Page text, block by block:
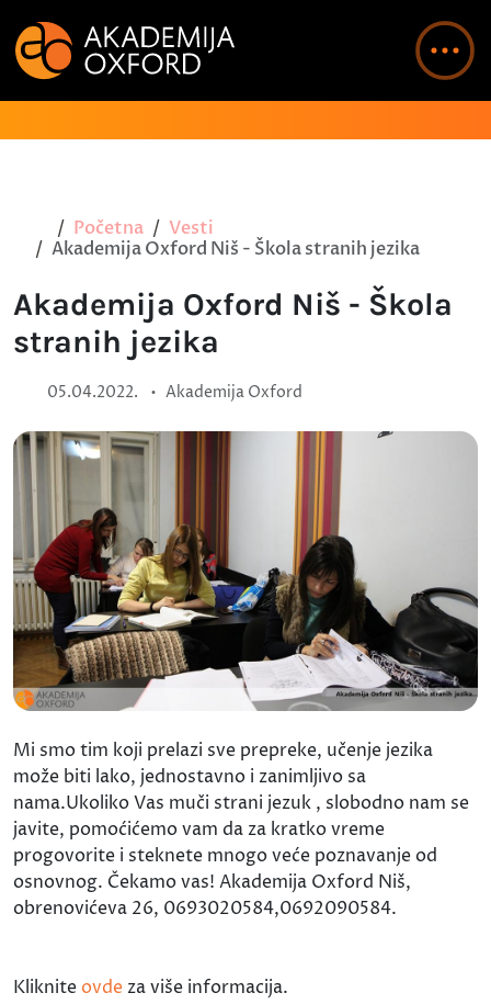
Početna
Vesti
Akademija Oxford Niš - Škola stranih jezika
Akademija Oxford Niš - Škola
stranih jezika
05.04.2022. • Akademija Oxford
Mi smo tim koji prelazi sve prepreke, učenje jezika
može biti lako, jednostavno i zanimljivo sa
nama.Ukoliko Vas muči strani jezuk , slobodno nam se
javite, pomoćićemo vam da za kratko vreme
progovorite i steknete mnogo veće poznavanje od
osnovnog. Čekamo vas! Akademija Oxford Niš,
obrenovićeva 26, 0693020584,0692090584.
Kliknite ovde za više informacija.